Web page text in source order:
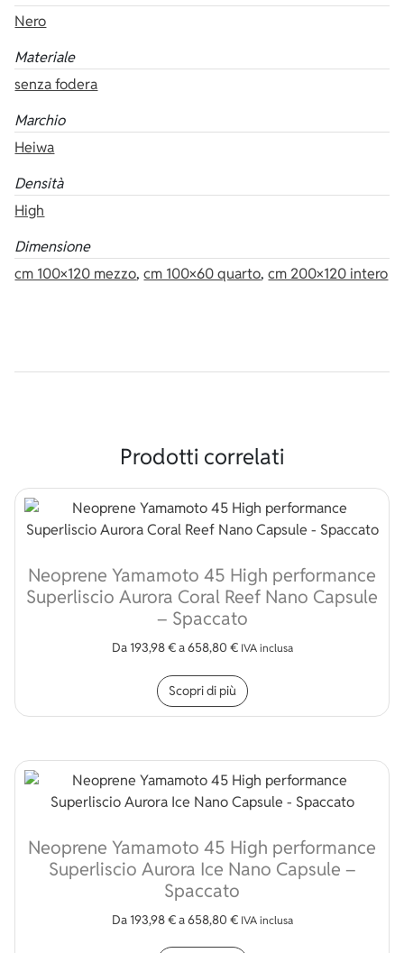
Nero
Materiale
senza fodera
Marchio
Heiwa
Densità
High
Dimensione
cm 100×120 mezzo,cm 100×60 quarto,cm 200×120 intero
Prodotti correlati
Neoprene Yamamoto 45 High performance
Superliscio Aurora Coral Reef Nano Capsule
– Spaccato
Da 193,98€a658,80 € IVA inclusa
Scopri di più
Neoprene Yamamoto 45 High performance
Superliscio Aurora Ice Nano Capsule –
Spaccato
Da 193,98€a658,80 € IVA inclusa